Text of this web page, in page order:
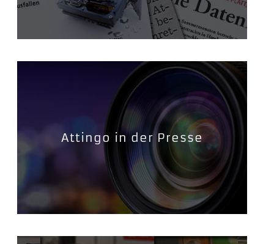
Attingo in der Presse